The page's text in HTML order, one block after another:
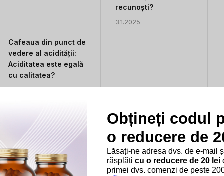
Cafeaua din punct de
vedere al acidității:
Aciditatea este egală
cu calitatea?
recunoști?
3.1.2025
Oregano captivant:
Obțineți codul
o reducere de
Lăsați-ne adresa dvs. de e-mail
răsplăti cu o reducere de 20 lei
primei dvs. comenzi de peste